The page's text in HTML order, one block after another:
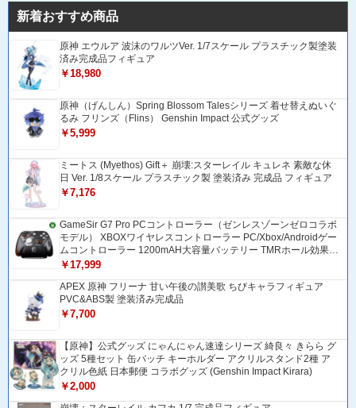
新着おすすめ商品
原神 エウルア 波沫のワルツVer. 1/7スケール プラスチック製塗装
済み完成品フィギュア
￥18,980
原神（げんしん）Spring Blossom Talesシリーズ 着せ替えぬいぐ
るみ フリンズ（Flins） Genshin Impact 公式グッズ
￥5,999
ミートス (Myethos) Gift＋ 崩壊:スターレイル キュレネ 素敵な休
日 Ver. 1/8スケール プラスチック製 塗装済み 完成品 フィギュア
￥7,176
GameSir G7 Pro PCコントローラー（ゼンレスゾーンゼロコラボ
モデル） XBOXワイヤレスコントローラー PC/Xbox/Androidゲー
ムコントローラー 1200mAH大容量バッテリー TMRホール効果ス
ティック 1000Hzポーリングレート ZZZコントローラー 追加ボタ
面ボタンロック付きゲームパッド 光学式マイクロスイッチABXY
ボダン Bluetooth/USBトングル/有線接続 ドリフト防止
￥17,999
APEX 原神 フリーナ 甘い午後の讃美歌 ちびキャラフィギュア
PVC&ABS製 塗装済み完成品
￥7,700
【原神】公式グッズ にゃんにゃん速達シリーズ 綺良々 きらら グ
ッズ 5種セット 缶バッチ キーホルダー アクリルスタンド2種 ア
クリル色紙 日本郵便 コラボグッズ (Genshin Impact Kirara)
￥2,000